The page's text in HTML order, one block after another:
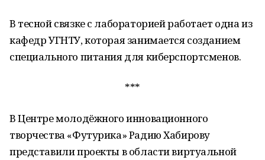
В тесной связке с лабораторией работает одна из
кафедр УГНТУ, которая занимается созданием
специального питания для киберспортсменов.
***
В Центре молодёжного инновационного
творчества «Футурика» Радию Хабирову
представили проекты в области виртуальной